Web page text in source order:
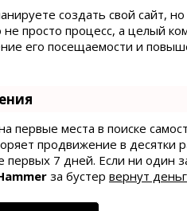
создать свой сайт,
просто процесс, а целый
его посещаемости и
первые места в поиске
продвижение в десятки
первых 7 дней. Если ни один
за бустер вернут